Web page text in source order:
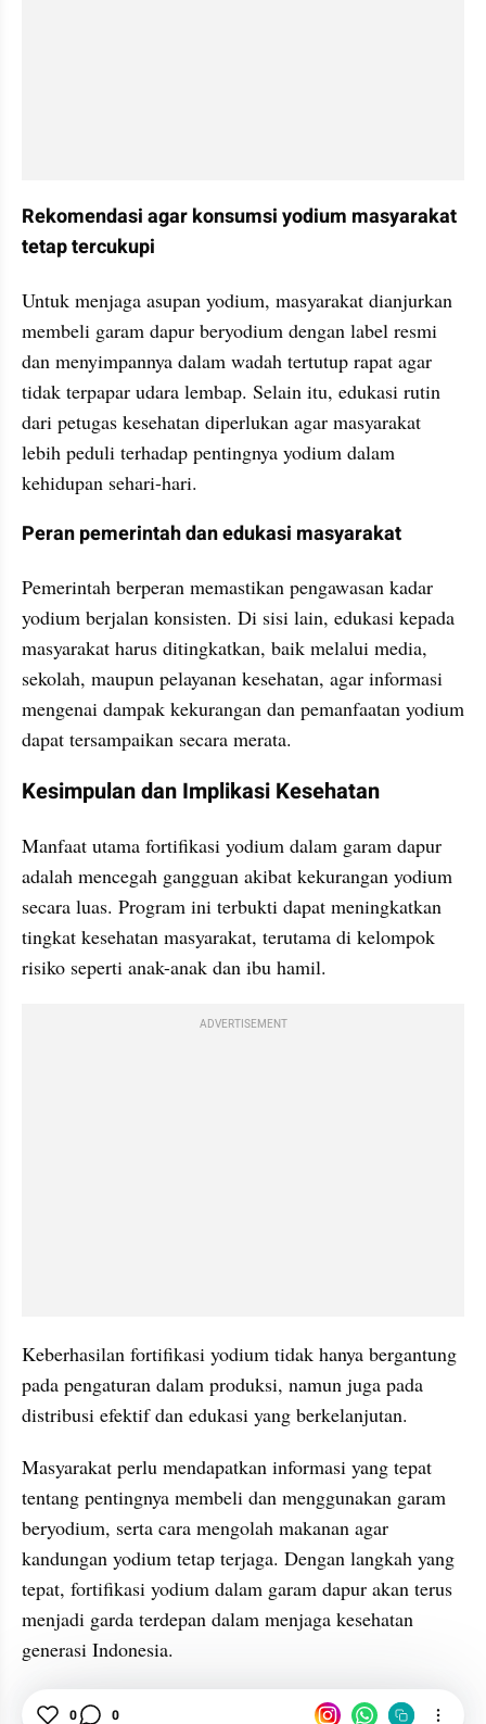
Rekomendasi agar konsumsi yodium masyarakat
tetap tercukupi
Untuk menjaga asupan yodium, masyarakat dianjurkan
membeli garam dapur beryodium dengan label resmi
dan menyimpannya dalam wadah tertutup rapat agar
tidak terpapar udara lembap. Selain itu, edukasi rutin
dari petugas kesehatan diperlukan agar masyarakat
lebih peduli terhadap pentingnya yodium dalam
kehidupan sehari-hari.
Peran pemerintah dan edukasi masyarakat
Pemerintah berperan memastikan pengawasan kadar
yodium berjalan konsisten. Di sisi lain, edukasi kepada
masyarakat harus ditingkatkan, baik melalui media,
sekolah, maupun pelayanan kesehatan, agar informasi
mengenai dampak kekurangan dan pemanfaatan yodium
dapat tersampaikan secara merata.
Kesimpulan dan Implikasi Kesehatan
Manfaat utama fortifikasi yodium dalam garam dapur
adalah mencegah gangguan akibat kekurangan yodium
secara luas. Program ini terbukti dapat meningkatkan
tingkat kesehatan masyarakat, terutama di kelompok
risiko seperti anak-anak dan ibu hamil.
ADVERTISEMENT
Keberhasilan fortifikasi yodium tidak hanya bergantung
pada pengaturan dalam produksi, namun juga pada
distribusi efektif dan edukasi yang berkelanjutan.
Masyarakat perlu mendapatkan informasi yang tepat
tentang pentingnya membeli dan menggunakan garam
beryodium, serta cara mengolah makanan agar
kandungan yodium tetap terjaga. Dengan langkah yang
tepat, fortifikasi yodium dalam garam dapur akan terus
menjadi garda terdepan dalam menjaga kesehatan
generasi Indonesia.
Garam
0 0